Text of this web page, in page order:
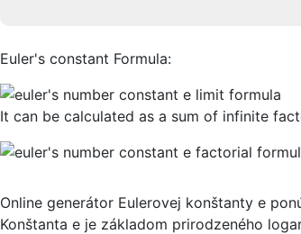
Euler's constant Formula:
It can be calculated as a sum of infinite
Online generátor Eulerovej konštanty e
Konštanta e je základom prirodzeného